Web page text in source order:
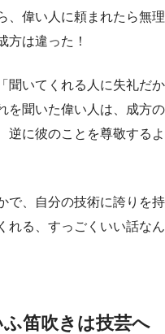
、偉い人に頼まれたら無理
方は違った！
聞いてくれる人に失礼だか
を聞いた偉い人は、成方の
逆に彼のことを尊敬するよ
で、自分の技術に誇りを持
れる、すっごくいい話なん
ふ笛吹きは技芸へ